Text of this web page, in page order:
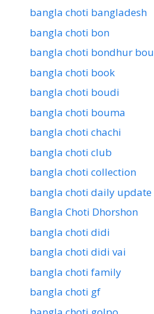
bangla choti bangladesh
bangla choti bon
bangla choti bondhur bou
bangla choti book
bangla choti boudi
bangla choti bouma
bangla choti chachi
bangla choti club
bangla choti collection
bangla choti daily update
Bangla Choti Dhorshon
bangla choti didi
bangla choti didi vai
bangla choti family
bangla choti gf